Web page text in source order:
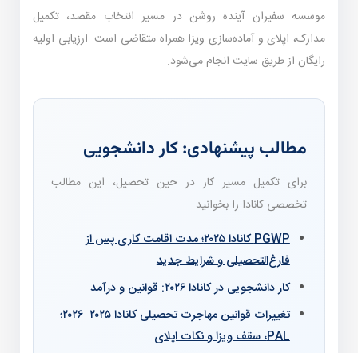
موسسه سفیران آینده روشن در مسیر انتخاب مقصد، تکمیل
مدارک، اپلای و آماده‌سازی ویزا همراه متقاضی است. ارزیابی اولیه
رایگان از طریق سایت انجام می‌شود.
مطالب پیشنهادی: کار دانشجویی
برای تکمیل مسیر کار در حین تحصیل، این مطالب
تخصصی کانادا را بخوانید:
PGWP کانادا ۲۰۲۵؛ مدت اقامت کاری پس از
فارغ‌التحصیلی و شرایط جدید
کار دانشجویی در کانادا ۲۰۲۶: قوانین و درآمد
تغییرات قوانین مهاجرت تحصیلی کانادا ۲۰۲۵–۲۰۲۶؛
PAL، سقف ویزا و نکات اپلای